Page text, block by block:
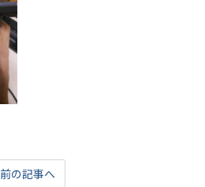
前の記事へ